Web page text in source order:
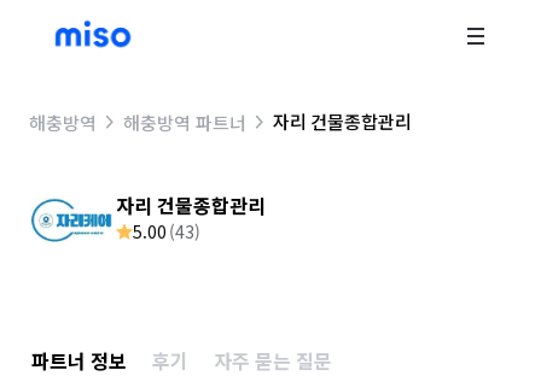
해충방역 해충방역 파트너 자리 건물종합관리
자리 건물종합관리
5.00 (43)
파트너 정보 후기 자주 묻는 질문